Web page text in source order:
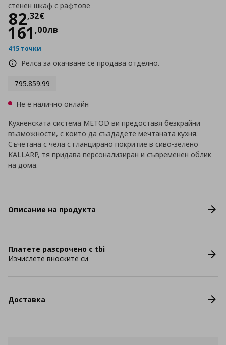
стенен шкаф с рафтове
82,32€
Цена
161 ,00лв
415 точки
Релса за окачване се продава отделно.
795.859.99
Не е налично онлайн
Кухненската система METOD ви предоставя безкрайни
възможности, с които да създадете мечтаната кухня.
Съчетана с чела с гланцирано покритие в сиво-зелено
KALLARP, тя придава персонализиран и съвременен облик
на дома.
Описание на продукта
Платете разсрочено с tbi
Изчислете вноските си
Доставка